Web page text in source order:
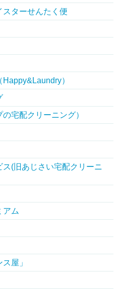
スターせんたく便
）
宅配クリーニング）
(旧あじさい宅配クリーニ
アム
屋」